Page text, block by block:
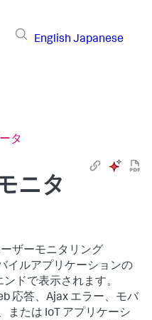
English Japanese
タ
ニタ
ザーモニタリング
イルアプリケーションの
ドで表示されます。
応答、Ajax エラー、モバ
または IoT アプリケーシ